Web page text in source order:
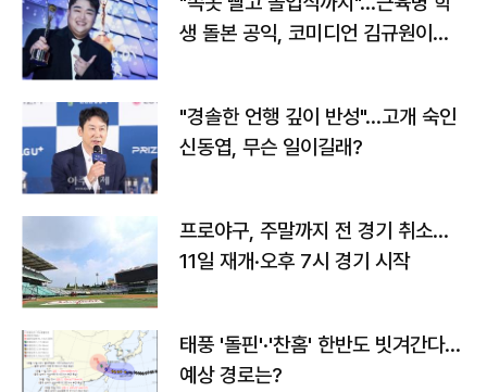
생 돌본 공익, 코미디언 김규원이었
"경솔한 언행 깊이 반성"…고개 숙인
신동엽, 무슨 일이길래?
프로야구, 주말까지 전 경기 취소…
11일 재개·오후 7시 경기 시작
태풍 '돌핀'·'찬홈' 한반도 빗겨간다…
예상 경로는?